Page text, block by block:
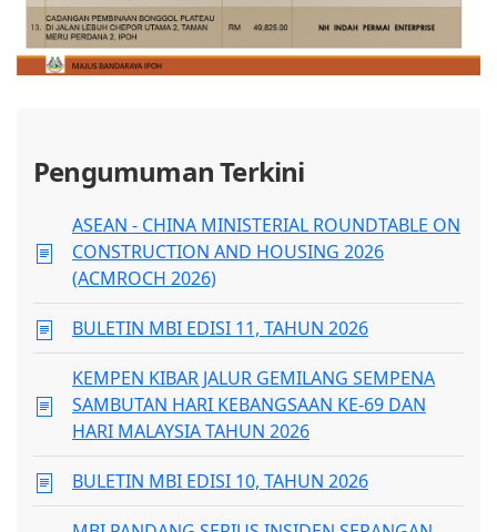
Pengumuman Terkini
ASEAN - CHINA MINISTERIAL ROUNDTABLE ON
CONSTRUCTION AND HOUSING 2026
(ACMROCH 2026)
BULETIN MBI EDISI 11, TAHUN 2026
KEMPEN KIBAR JALUR GEMILANG SEMPENA
SAMBUTAN HARI KEBANGSAAN KE-69 DAN
HARI MALAYSIA TAHUN 2026
BULETIN MBI EDISI 10, TAHUN 2026